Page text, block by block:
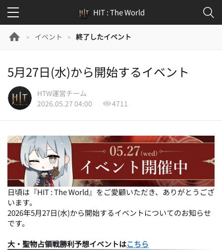
HIT : The World
> イベント > 終了したイベント
5月27日(水)から開始するイベント
HTW運営チーム
2026.05.27 04:00
4711
日頃は『HIT : The World』をご愛顧いただき、ありがとうござ
います。
2026年5月27日(水)から開始するイベントについてのお知らせ
です。
大・聖物占領戦勝利予想イベントはこちら